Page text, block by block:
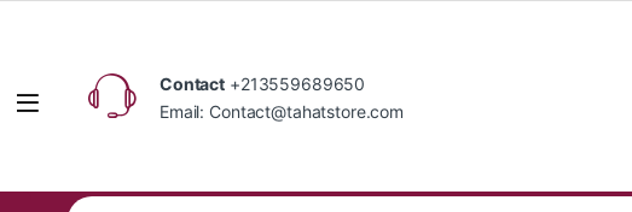
Contact +213559689650
Email: Contact@tahatstore.com
Search for: